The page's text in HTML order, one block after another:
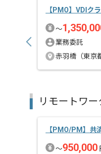
【PMO】VDIク
〜
業務委託
赤羽橋（東京
リモートワ
【PMO/PM】共
〜950,000